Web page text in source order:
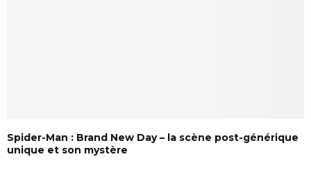
Spider-Man : Brand New Day – la scène post-générique
unique et son mystère